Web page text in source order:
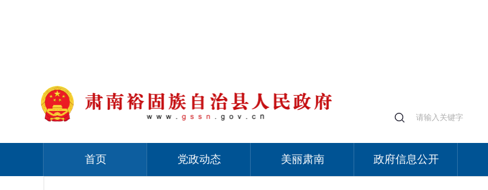
首页 党政动态 美丽肃南 政府信息公开